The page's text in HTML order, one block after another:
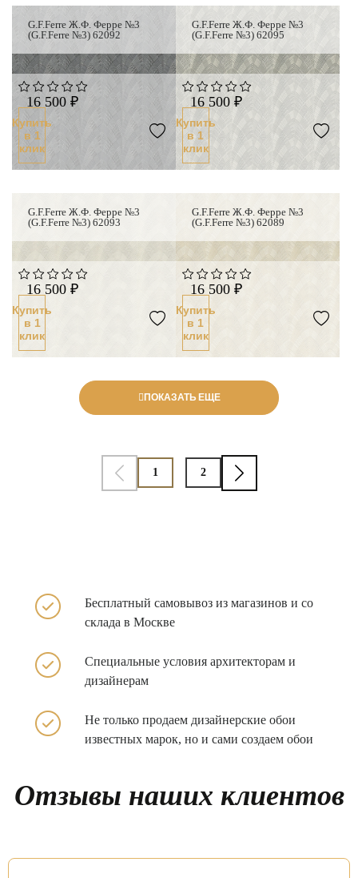
G.F.Ferre Ж.Ф. Ферре №3
(G.F.Ferre №3) 62092
16 500 ₽
Купить
в 1
клик
G.F.Ferre Ж.Ф. Ферре №3
(G.F.Ferre №3) 62095
16 500 ₽
Купить
в 1
клик
G.F.Ferre Ж.Ф. Ферре №3
(G.F.Ferre №3) 62093
16 500 ₽
Купить
в 1
клик
G.F.Ferre Ж.Ф. Ферре №3
(G.F.Ferre №3) 62089
16 500 ₽
Купить
в 1
клик
ПОКАЗАТЬ ЕЩЕ
1 2
Бесплатный самовывоз из магазинов и со
склада в Москве
Специальные условия архитекторам и
дизайнерам
Не только продаем дизайнерские обои
известных марок, но и сами создаем обои
Отзывы наших клиентов